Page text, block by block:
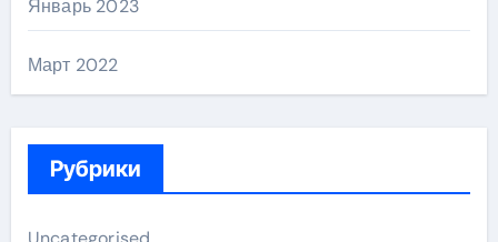
Январь 2023
Март 2022
Рубрики